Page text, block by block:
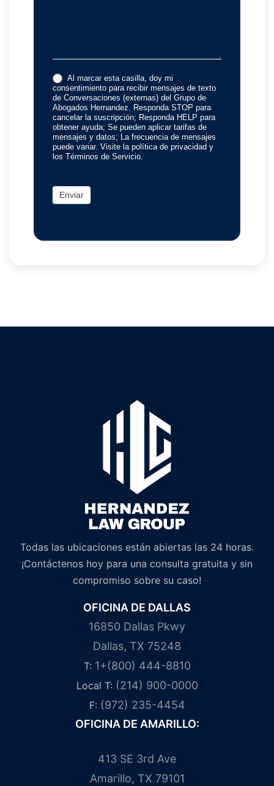
Al marcar esta casilla, doy mi
consentimiento para recibir mensajes de texto
de Conversaciones (externas) del Grupo de
Abogados Hernandez. Responda STOP para
cancelar la suscripción; Responda HELP para
obtener ayuda; Se pueden aplicar tarifas de
mensajes y datos; La frecuencia de mensajes
puede variar. Visite la política de privacidad y
los Términos de Servicio.
Enviar
Todas las ubicaciones están abiertas las 24 horas.
¡Contáctenos hoy para una consulta gratuita y sin
compromiso sobre su caso!
OFICINA DE DALLAS
16850 Dallas Pkwy
Dallas, TX 75248
T: 1+(800) 444-8810
Local T: (214) 900-0000
F: (972) 235-4454
OFICINA DE AMARILLO:
413 SE 3rd Ave
Amarillo, TX 79101